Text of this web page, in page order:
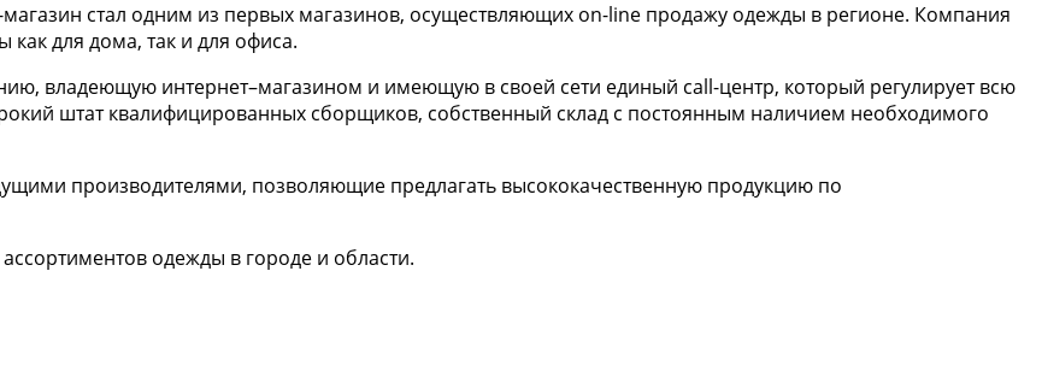
стал одним из первых магазинов, осуществляющих on-line продажу одежды в регионе. Компания
для дома, так и для офиса.
владеющую интернет–магазином и имеющую в своей сети единый call-центр, который регулирует всю
штат квалифицированных сборщиков, собственный склад c постоянным наличием необходимого
производителями, позволяющие предлагать высококачественную продукцию по
одежды в городе и области.